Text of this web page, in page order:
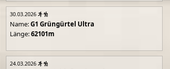
30.03.2026
Name:G1 Grüngürtel Ultra
Länge:62101m
24.03.2026